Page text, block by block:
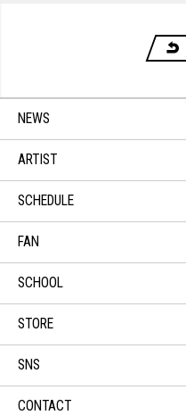
NEWS
ARTIST
SCHEDULE
FAN
SCHOOL
STORE
SNS
CONTACT